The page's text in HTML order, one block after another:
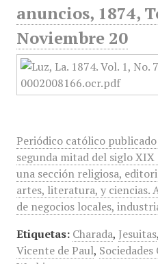
anuncios, 1874,
Noviembre 20
Periódico católico
segunda mitad del siglo
una sección religiosa,
artes, literatura, y ciencias.
de negocios locales,
Etiquetas: Charada, Jesuitas,
Vicente de Paul,